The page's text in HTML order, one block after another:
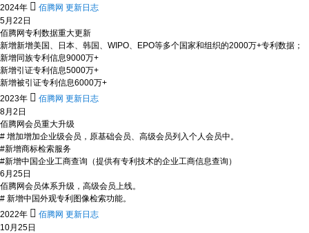
2024年  佰腾网 更新日志
5月22日
佰腾网专利数据重大更新
新增新增美国、日本、韩国、WIPO、EPO等多个国家和组织的2000万+专利数据；
新增同族专利信息9000万+
新增引证专利信息5000万+
新增被引证专利信息6000万+
2023年  佰腾网 更新日志
8月2日
佰腾网会员重大升级
# 增加增加企业级会员，原基础会员、高级会员列入个人会员中。
#新增商标检索服务
#新增中国企业工商查询（提供有专利技术的企业工商信息查询）
6月25日
佰腾网会员体系升级，高级会员上线。
# 新增中国外观专利图像检索功能。
2022年  佰腾网 更新日志
10月25日